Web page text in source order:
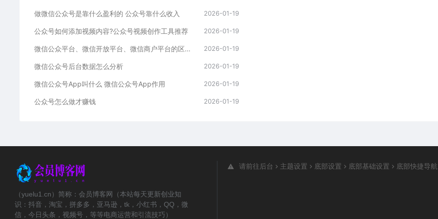
做微信公众号是靠什么盈利的 公众号靠什么收入 2026-01-19
公众号如何添加视频内容?公众号视频创作工具推荐 2026-01-19
微信公众平台、微信开放平台、微信商户平台的区别详解 2026-01-19
微信公众号后台数据怎么分析 2026-01-19
微信公众号App叫什么 微信公众号App作用 2026-01-19
公众号怎么做才赚钱 2026-01-19
（yuelu1.cn）简称：会员博客网（本站每天更新创业知
识：抖音，淘宝，拼多多，亚马逊，tk，小红书，QQ，微
信，今日头条，视频号，等等电商运营和引流技巧）
请前往后台 主题设置 底部设置 底部基础设置 底部快捷导